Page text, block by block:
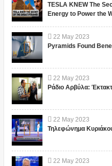
TESLA KNEW The
Energy to Power the
22 May 2023
Pyramids Found
22 May 2023
Ράδιο Αρβύλα:
22 May 2023
Τηλεφώνημα
22 May 2023